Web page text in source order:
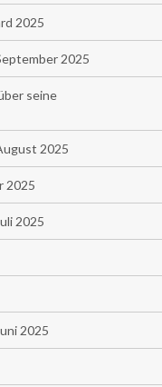
2025
2025
seine
2025
2025
2025
2025